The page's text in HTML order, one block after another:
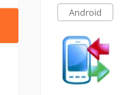
Android